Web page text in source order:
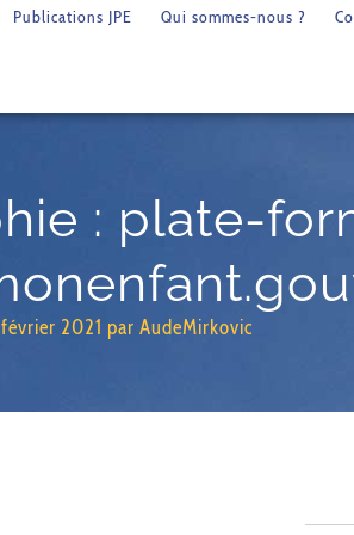
Publications JPE Qui sommes-nous ?
: plate-
février 2021 par AudeMirkovic